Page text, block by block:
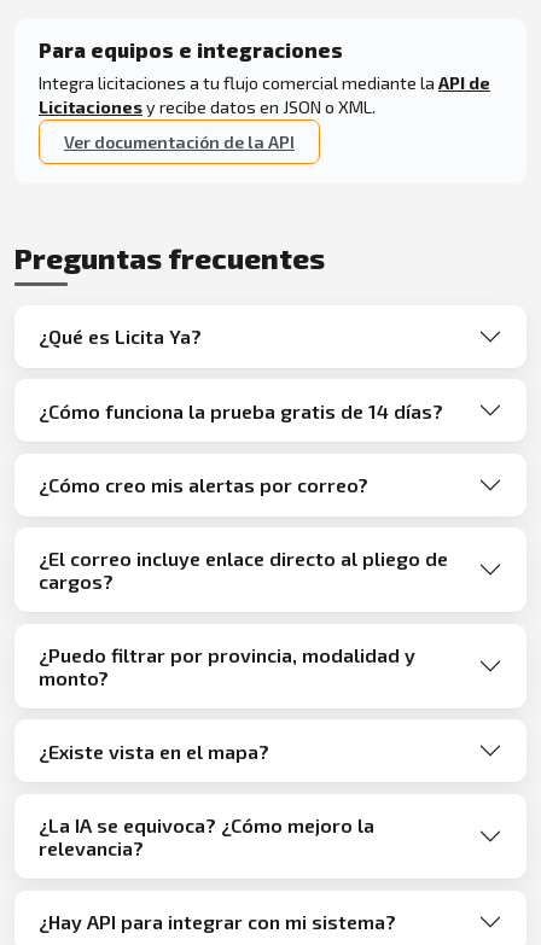
Para equipos e integraciones
Integra licitaciones a tu flujo comercial mediante la API de
Licitacionesy recibe datos en JSON o XML.
Ver documentación de la API
Preguntas frecuentes
¿Qué es Licita Ya?
¿Cómo funciona la prueba gratis de 14 días?
¿Cómo creo mis alertas por correo?
¿El correo incluye enlace directo al pliego de
cargos?
¿Puedo filtrar por provincia, modalidad y
monto?
¿Existe vista en el mapa?
¿La IA se equivoca? ¿Cómo mejoro la
relevancia?
¿Hay API para integrar con mi sistema?